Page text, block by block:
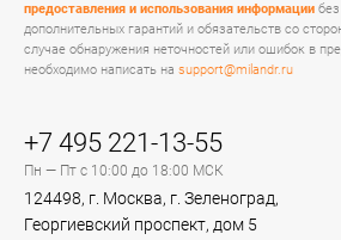
предоставления и использования информации
дополнительных гарантий и обязательств со
случае обнаружения неточностей или ошибок в
необходимо написать на support@milandr.ru
+7 495 221-13-55
Пн — Пт с 10:00 до 18:00 МСК
124498, г. Москва, г. Зеленоград,
Георгиевский проспект, дом 5